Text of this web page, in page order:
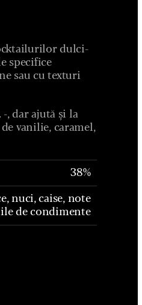
dulci-
specifice
sau cu texturi
-, dar ajută și la
vanilie, caramel,
38%
nuci, caise, note
de condimente